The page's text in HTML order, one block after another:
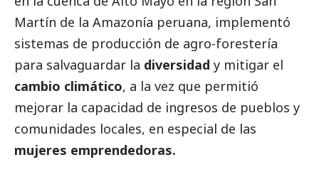
Martín de la Amazonía peruana, implementó
sistemas de producción de agro-forestería
para salvaguardar la diversidad y mitigar el
cambio climático, a la vez que permitió
mejorar la capacidad de ingresos de pueblos y
comunidades locales, en especial de las
mujeres emprendedoras.